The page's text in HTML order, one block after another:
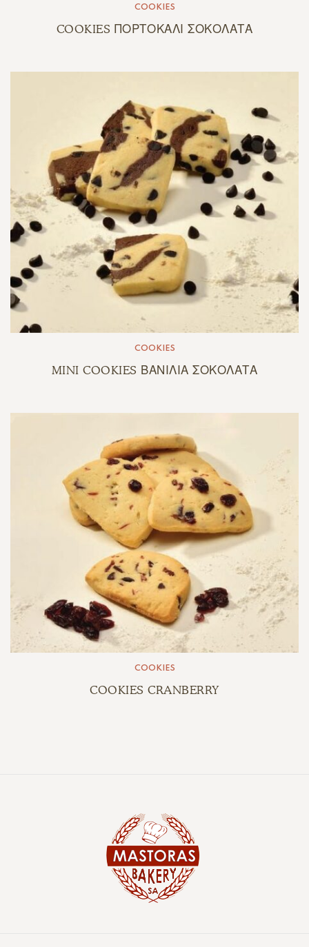
COOKIES
COOKIES ΠΟΡΤΟΚΑΛΙ ΣΟΚΟΛΑΤΑ
COOKIES
MINI COOKIES ΒΑΝΙΛΙΑ ΣΟΚΟΛΑΤΑ
COOKIES
COOKIES CRANBERRY